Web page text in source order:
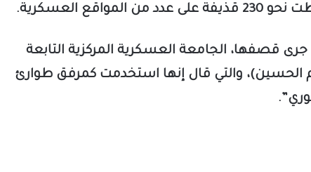
العسكرية.
قصفها، الجامعة العسكرية المركزية التابعة
الحسين)، والتي قال إنها استخدمت كمرفق طوارئ